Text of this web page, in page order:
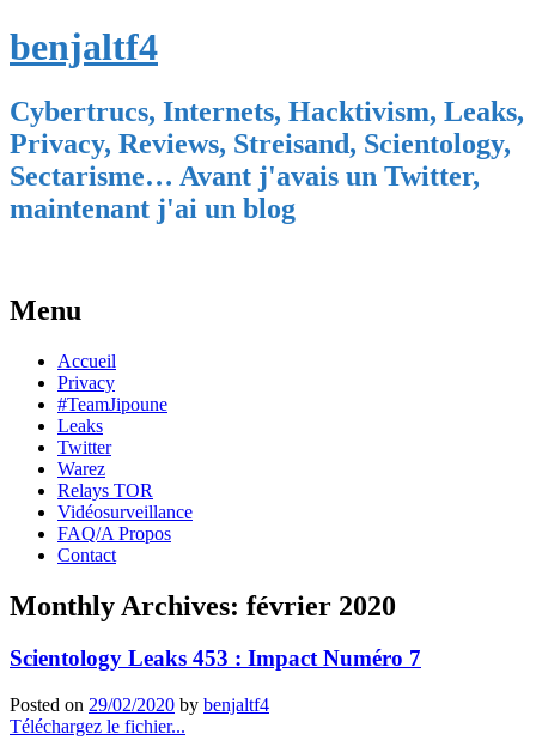
benjaltf4
Cybertrucs, Internets, Hacktivism, Leaks,
Privacy, Reviews, Streisand, Scientology,
Sectarisme… Avant j'avais un Twitter,
maintenant j'ai un blog
Menu
Skip
content
Accueil
Privacy
#TeamJipoune
Leaks
Twitter
Warez
Relays TOR
Vidéosurveillance
FAQ/A Propos
Contact
Monthly Archives: février 2020
Scientology Leaks 453 : Impact Numéro 7
Posted on 29/02/2020 by benjaltf4
Téléchargez le fichier...